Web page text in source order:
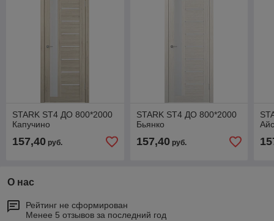
STARK ST4 ДО 800*2000
Капучино
157,40 руб.
STARK ST4 ДО 800*2000
Бьянко
157,40руб.
О нас
Рейтинг не сформирован
Менее 5 отзывов за последний год